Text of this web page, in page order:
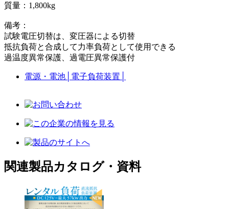
質量：1,800kg
備考：
試験電圧切替は、変圧器による切替
抵抗負荷と合成して力率負荷として使用できる
過温度異常保護、過電圧異常保護付
電源・電池 電子負荷装置
関連製品カタログ・資料